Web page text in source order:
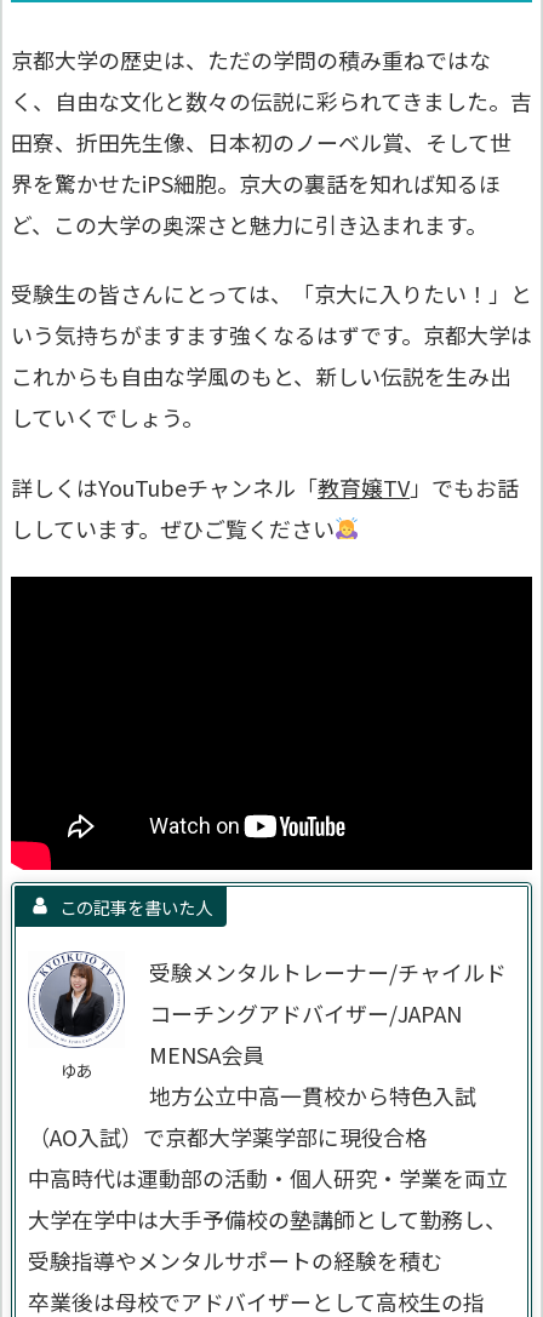
京都大学の歴史は、ただの学問の積み重ねではな
く、自由な文化と数々の伝説に彩られてきました。吉
田寮、折田先生像、日本初のノーベル賞、そして世
界を驚かせたiPS細胞。京大の裏話を知れば知るほ
ど、この大学の奥深さと魅力に引き込まれます。
受験生の皆さんにとっては、「京大に入りたい！」と
いう気持ちがますます強くなるはずです。京都大学は
これからも自由な学風のもと、新しい伝説を生み出
していくでしょう。
詳しくはYouTubeチャンネル「教育嬢TV」でもお話
ししています。ぜひご覧ください
この記事を書いた人
ゆあ
受験メンタルトレーナー/チャイルド
コーチングアドバイザー/JAPAN
MENSA会員
地方公立中高一貫校から特色入試
（AO入試）で京都大学薬学部に現役合格
中高時代は運動部の活動・個人研究・学業を両立
大学在学中は大手予備校の塾講師として勤務し、
受験指導やメンタルサポートの経験を積む
卒業後は母校でアドバイザーとして高校生の指